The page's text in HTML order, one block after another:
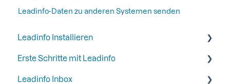
Leadinfo-Daten zu anderen Systemen senden
Leadinfo Installieren
Anfangen mit Leadinfo
Leadinfo zur Datenschutzerklärung hinzufügen
Erste Schritte mit Leadinfo
Schritt 1: Geben Sie Ihren Kollegen Zugang
Leadinfo Inbox